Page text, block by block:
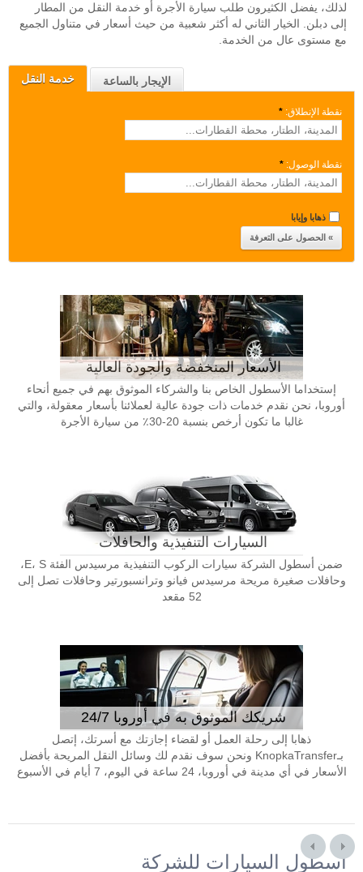
خدمة النقل الإيجار بالساعة
نقطة الإنطلاق: *
نقطة الوصول: *
ذهابا وإيابا
الأسعار المنخفضة والجودة العالية
إستخداما الأسطول الخاص بنا والشركاء الموثوق بهم في جميع أنحاء
أوروبا، نحن نقدم خدمات ذات جودة عالية لعملائنا بأسعار معقولة، والتي
غالبا ما تكون أرخص بنسبة 20-30٪ من سيارة الأجرة
السيارات التنفيذية والحافلات
ضمن أسطول الشركة سيارات الركوب التنفيذية مرسيدس الفئة E، S،
وحافلات صغيرة مريحة مرسيدس فيانو وترانسبورتير وحافلات تصل إلى
52 مقعد
شريكك الموثوق به في أوروبا 24/7
ذهابا إلى رحلة العمل أو لقضاء إجازتك مع أسرتك، إتصل
بـKnopkaTransfer ونحن سوف نقدم لك وسائل النقل المريحة بأفضل
الأسعار في أي مدينة في أوروبا، 24 ساعة في اليوم، 7 أيام في الأسبوع
لذلك، يفضل الكثيرون طلب سيارة الأجرة أو خدمة النقل من المطار
إلى دبلن. الخيار الثاني له أكثر شعبية من حيث أسعار في متناول الجميع
مع مستوى عال من الخدمة.
أسطول السيارات للشركة